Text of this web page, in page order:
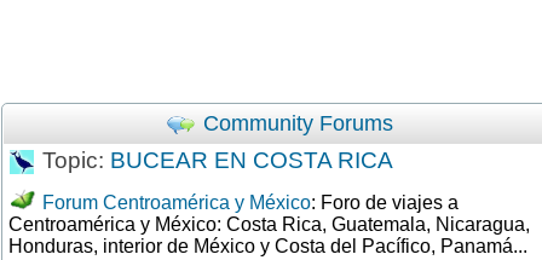
Community Forums
Topic: BUCEAR EN COSTA RICA
Forum Centroamérica y México: Foro de viajes a
Centroamérica y México: Costa Rica, Guatemala, Nicaragua,
Honduras, interior de México y Costa del Pacífico, Panamá...